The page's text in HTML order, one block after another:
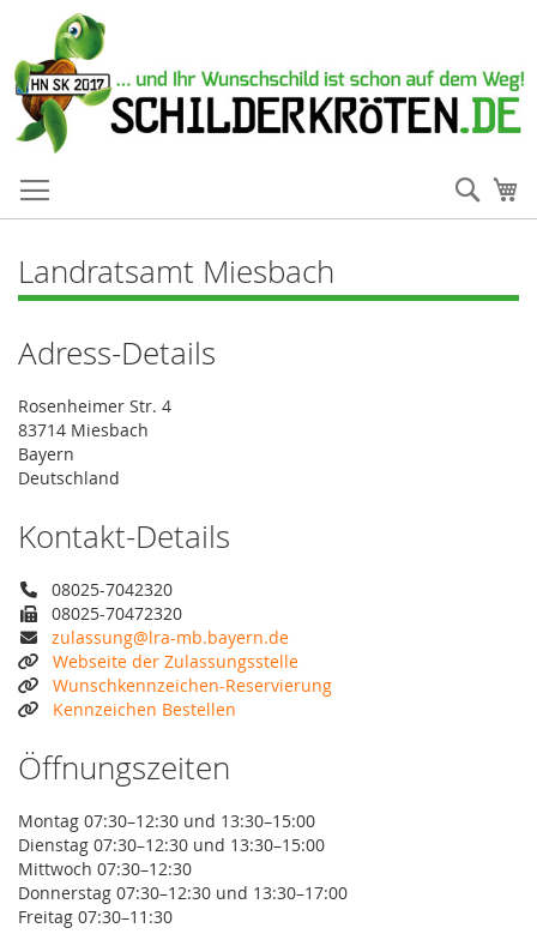
Landratsamt Miesbach
Adress-Details
Rosenheimer Str. 4
83714 Miesbach
Bayern
Deutschland
Kontakt-Details
08025-7042320
08025-70472320
zulassung@lra-mb.bayern.de
Webseite der Zulassungsstelle
Wunschkennzeichen-Reservierung
Kennzeichen Bestellen
Öffnungszeiten
Montag 07:30–12:30 und 13:30–15:00
Dienstag 07:30–12:30 und 13:30–15:00
Mittwoch 07:30–12:30
Donnerstag 07:30–12:30 und 13:30–17:00
Freitag 07:30–11:30